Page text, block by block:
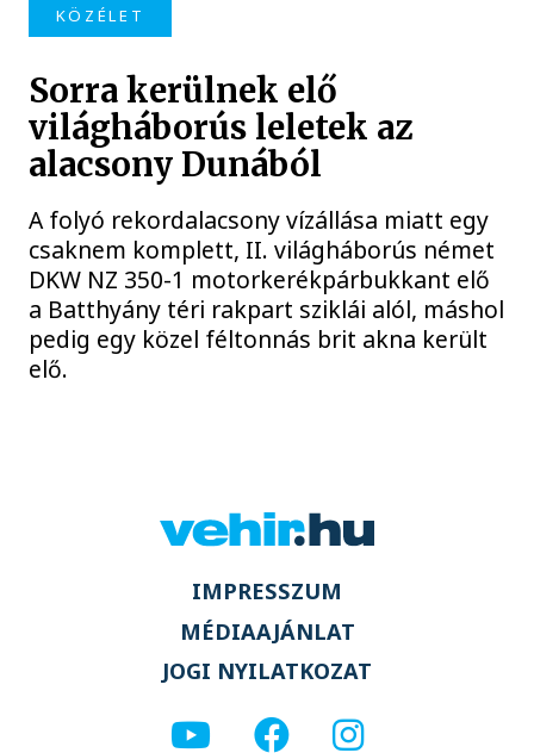
KÖZÉLET
Sorra kerülnek elő
világháborús leletek az
alacsony Dunából
A folyó rekordalacsony vízállása miatt egy
csaknem komplett, II. világháborús német
DKW NZ 350-1 motorkerékpárbukkant elő
a Batthyány téri rakpart sziklái alól, máshol
pedig egy közel féltonnás brit akna került
elő.
IMPRESSZUM
MÉDIAAJÁNLAT
JOGI NYILATKOZAT